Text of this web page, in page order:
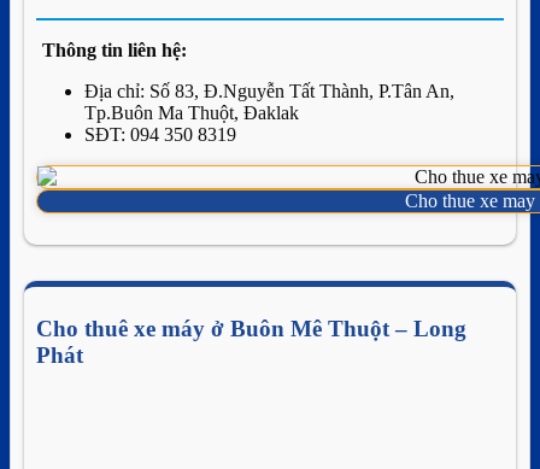
Thông tin liên hệ:
Địa chỉ: Số 83, Đ.Nguyễn Tất Thành, P.Tân An,
Tp.Buôn Ma Thuột, Đaklak
SĐT: 094 350 8319
Cho thue xe
Cho thuê xe máy ở Buôn Mê Thuột – Long
Phát